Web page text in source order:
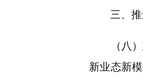
三、推
（八）建
新业态新